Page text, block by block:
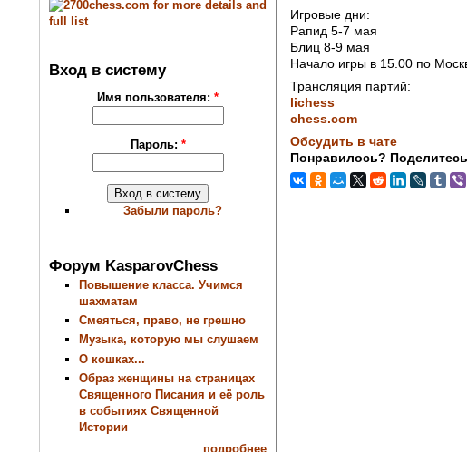
Вход в систему
Имя пользователя:*
Пароль: *
Забыли пароль?
Форум KasparovChess
Повышение класса. Учимся
шахматам
Смеяться, право, не грешно
Музыка, которую мы слушаем
О кошках...
Образ женщины на страницах
Священного Писания и её роль
в событиях Священной
Истории
подробнее
Игровые дни:
Рапид 5-7 мая
Блиц 8-9 мая
Начало игры в 15.00 по
Трансляция партий:
lichess
chess.com
Обсудить в чате
Понравилось?